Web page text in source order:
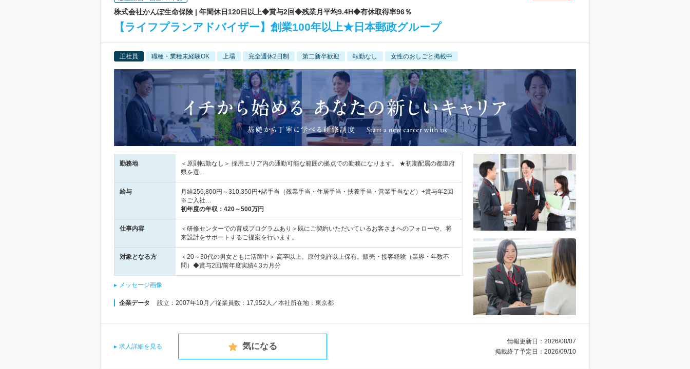
株式会社かんぽ生命保険 | 年間休日120日以上◆賞与2回◆残業月平均9.4H◆有休取得率96％
【ライフプランアドバイザー】創業100年以上★日本郵政グループ
正社員 職種・業種未経験OK 上場 完全週休2日制 第二新卒歓迎 転勤なし 女性のおしごと掲載中
勤務地
＜原則転勤なし＞ 採用エリア内の通勤可能な範囲の拠点での勤務になります。 ★初期配属の都道府
県を選…
給与
月給256,800円～310,350円+諸手当（残業手当・住居手当・扶養手当・営業手当など）+賞与年2回
※ご入社…
初年度の年収： 420～500万円
仕事内容
＜研修センターでの育成プログラムあり＞既にご契約いただいているお客さまへのフォローや、将
来設計をサポートするご提案を行います。
対象となる方
＜20～30代の男女ともに活躍中＞ 高卒以上。原付免許以上保有。販売・接客経験（業界・年数不
問）◆賞与2回/前年度実績4.3カ月分
メッセージ画像
企業データ 設立：2007年10月／従業員数：17,952人／本社所在地：東京都
求人詳細を見る 気になる
情報更新日：2026/08/07
掲載終了予定日：2026/09/10